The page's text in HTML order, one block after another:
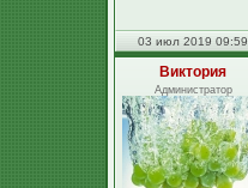
03 июл 2019 09:59
Виктория
Администратор